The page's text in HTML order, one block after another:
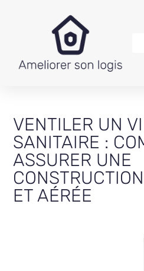
VENTILER UN
SANITAIRE :
ASSURER UNE
ET AÉRÉE